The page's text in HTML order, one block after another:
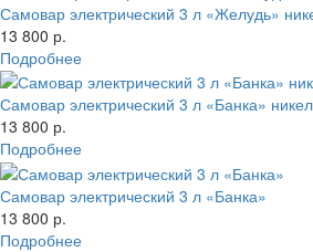
Самовар электрический 3 л «Желудь»
13 800 р.
Подробнее
Самовар электрический 3 л «Банка»
13 800 р.
Подробнее
Самовар электрический 3 л «Банка»
13 800 р.
Подробнее